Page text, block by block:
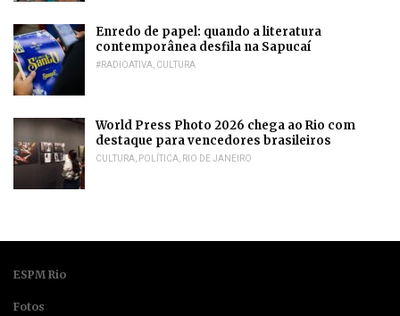
Enredo de papel: quando a literatura
contemporânea desfila na Sapucaí
#RADIOATIVA CULTURA
World Press Photo 2026 chega ao Rio com
destaque para vencedores brasileiros
CULTURA POLÍTICA RIO DE JANEIRO
ESPM Rio
Fotos